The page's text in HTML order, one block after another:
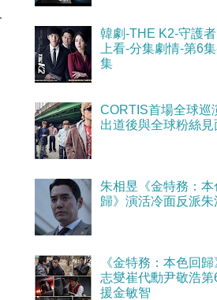
韓劇-THE K2-守護
上看-分集劇情-第6
集
CORTIS首場全球巡
出道後與全球粉絲見
朱相昱《金特務：本
歸》演活冷面反派朱
《金特務：本色回
志燮崔代勳尹敬浩第
援金敏智